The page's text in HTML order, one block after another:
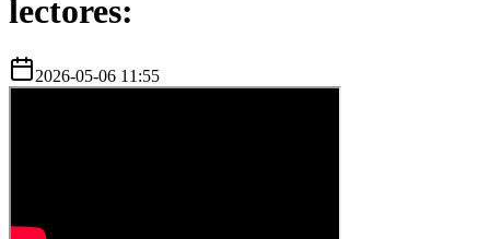
lectores:
2026-05-06 11:55